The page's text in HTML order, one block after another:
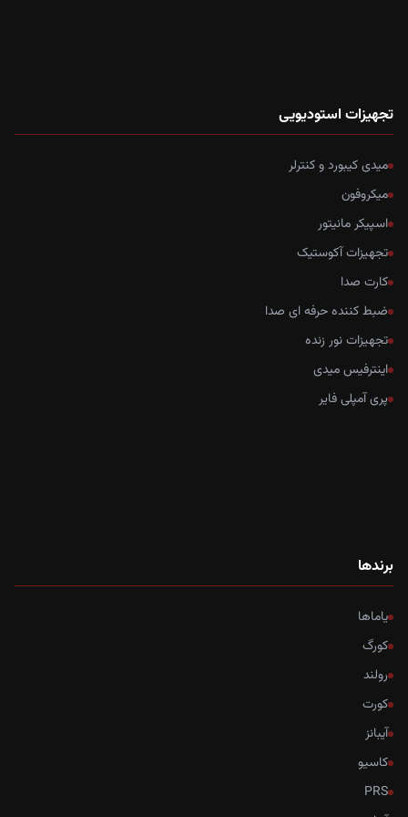
تجهیزات استودیویی
میدی کیبورد و کنترلر
میکروفون
اسپیکر مانیتور
تجهیزات آکوستیک
کارت صدا
ضبط کننده حرفه ای صدا
تجهیزات نور زنده
اینترفیس میدی
پری آمپلی فایر
برندها
یاماها
کورگ
رولند
کورت
آیبانز
کاسیو
PRS